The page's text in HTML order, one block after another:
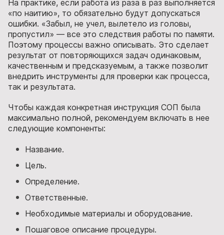
На практике, если работа из раза в раз выполняется
«по наитию», то обязательно будут допускаться
ошибки. «Забыл, не учел, вылетело из головы,
пропустил» — все это следствия работы по памяти.
Поэтому процессы важно описывать. Это сделает
результат от повторяющихся задач одинаковым,
качественным и предсказуемым, а также позволит
внедрить инструменты для проверки как процесса,
так и результата.
Чтобы каждая конкретная инструкция СОП была
максимально полной, рекомендуем включать в нее
следующие компоненты:
Название.
Цель.
Определение.
Ответственные.
Необходимые материалы и оборудование.
Пошаговое описание процедуры.